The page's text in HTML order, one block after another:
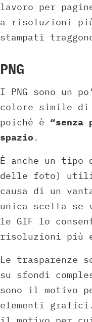
lavoro per
a risoluzioni
stampati
PNG
I PNG sono un
colore simile di
poiché è
spazio .
È anche un
delle foto)
causa di un
unica scelta se
le GIF lo
risoluzioni più
Le trasparenze
su sfondi
sono il motivo
elementi grafici.